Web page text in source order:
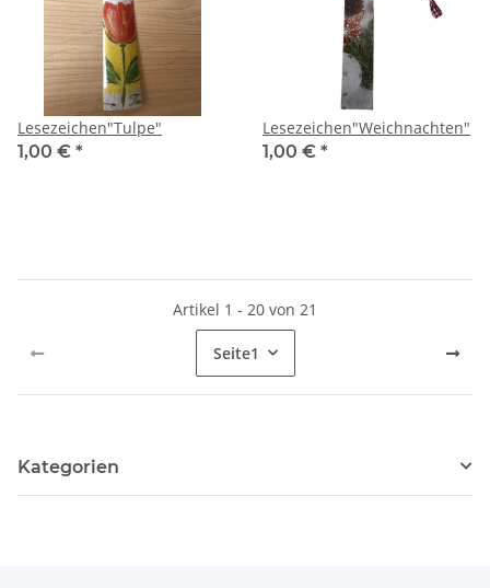
Lesezeichen"Tulpe"
1,00 € *
Lesezeichen"Weichnachten"
1,00 € *
Artikel 1 - 20 von 21
Seite1
Kategorien